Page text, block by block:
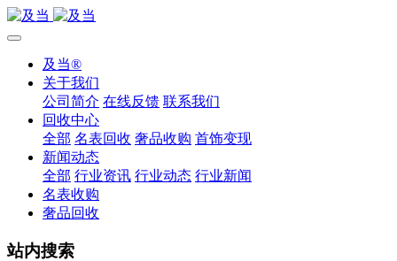
及当®
关于我们
公司简介 在线反馈 联系我们
回收中心
全部 名表回收 奢品收购 首饰变现
新闻动态
全部 行业资讯 行业动态 行业新闻
名表收购
奢品回收
站内搜索